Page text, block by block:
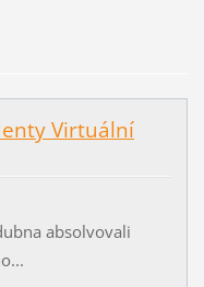
Virtuální
absolvovali